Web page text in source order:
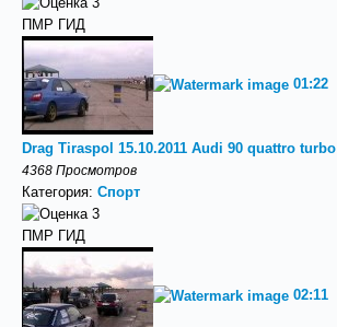
ПМР ГИД
01:22
Drag Tiraspol 15.10.2011 Audi 90 quattro turbo
4368 Просмотров
Категория: Спорт
ПМР ГИД
02:11